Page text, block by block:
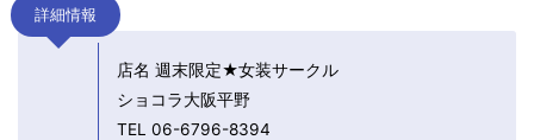
詳細情報
店名 週末限定★女装サークル
ショコラ大阪平野
TEL 06-6796-8394